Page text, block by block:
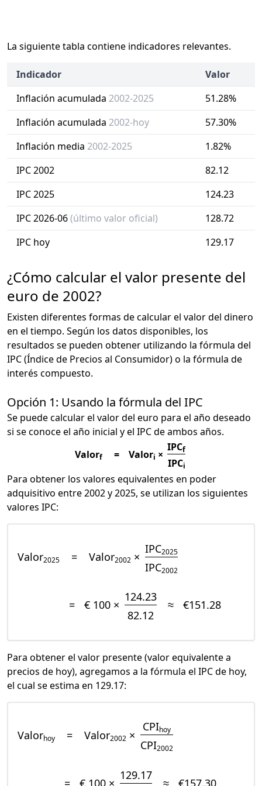
La siguiente tabla contiene indicadores relevantes.
Indicador
Valor
Inflación acumulada 2002-2025
51.28%
Inflación acumulada 2002-hoy
57.30%
Inflación media 2002-2025
1.82%
IPC 2002
82.12
IPC 2025
124.23
IPC 2026-06(último valor oficial)
128.72
IPC hoy
129.17
¿Cómo calcular el valor presente del
euro de 2002?
Existen diferentes formas de calcular el valor del dinero
en el tiempo. Según los datos disponibles, los
resultados se pueden obtener utilizando la fórmula del
IPC (Índice de Precios al Consumidor) o la fórmula de
interés compuesto.
Opción 1: Usando la fórmula del IPC
Se puede calcular el valor del euro para el año deseado
si se conoce el año inicial y el IPC de ambos años.
Valorf = Valori ×
IPCf
IPCi
Para obtener los valores equivalentes en poder
adquisitivo entre 2002 y 2025, se utilizan los siguientes
valores IPC:
Valor2025 = Valor2002 ×
IPC2025
IPC2002
= € 100 ×
124.23
82.12
≈ €151.28
Para obtener el valor presente (valor equivalente a
precios de hoy), agregamos a la fórmula el IPC de hoy,
el cual se estima en 129.17:
Valorhoy = Valor2002 ×
CPIhoy
CPI2002
= € 100 ×
129.17
≈ €157.30